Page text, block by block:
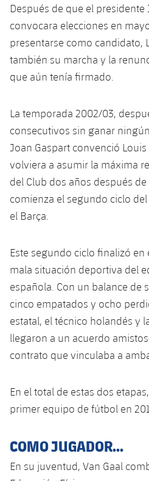
Resultados
Fotos
Voleibol femenino
Carnet de las Secciones
League of Legends
VALORANT Rising
VALORANT Game
eFootball
Después de que el presidente
convocara elecciones en
presentarse como candidato,
también su marcha y la
que aún tenía firmado.
La temporada 2002/03,
consecutivos sin ganar
Joan Gaspart convenció
volviera a asumir la máxima
del Club dos años después
comienza el segundo ciclo
el Barça.
Este segundo ciclo finalizó en
mala situación deportiva del
española. Con un balance de
cinco empatados y ocho
estatal, el técnico holandés y
llegaron a un acuerdo
contrato que vinculaba a
En el total de estas dos
primer equipo de fútbol en
COMO JUGADOR...
En su juventud, Van Gaal